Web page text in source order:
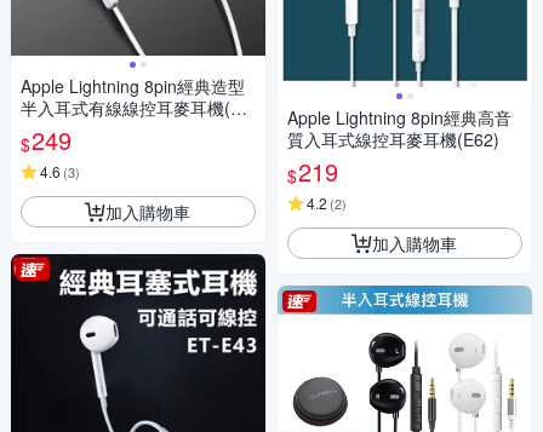
Apple Lightning 8pin經典造型
半入耳式有線線控耳麥耳機(E3
3)
$249
4.6 (3)
加入購物車
Apple Lightning 8pin經典高音
質入耳式線控耳麥耳機(E62)
$219
4.2 (2)
加入購物車